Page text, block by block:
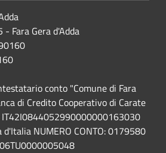
Fara Gera d'Adda
conto "Comune di Fara
di Credito Cooperativo di Carate
IT42I0844052990000000163030
NUMERO CONTO: 0179580